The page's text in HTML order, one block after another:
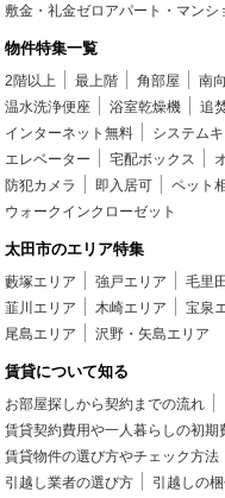
敷金・礼金ゼロアパート・マンシ
物件特集一覧
2階以上 最上階 角部屋 南
温水洗浄便座
浴室乾燥機 追
インターネット無料
システム
エレベーター
宅配ボックス
防犯カメラ
即入居可 ペット
ウォークインクローゼット
太田市のエリア特集
藪塚エリア 強戸エリア 毛里
韮川エリア
木崎エリア 宝泉
尾島エリア
沢野・矢島エリア
賃貸について知る
お部屋探しから契約までの流れ
賃貸契約費用や一人暮らしの初期
賃貸物件の選び方やチェック方法
引越し業者の選び方
引越しの